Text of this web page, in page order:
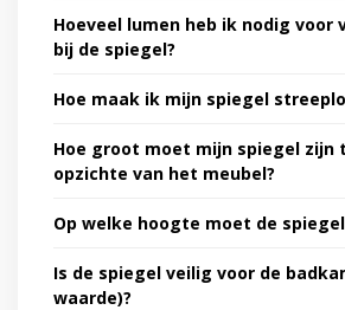
Hoeveel lumen heb ik nodig voor
bij de spiegel?
Hoe maak ik mijn spiegel
Hoe groot moet mijn spiegel zijn
opzichte van het meubel?
Op welke hoogte moet de
Is de spiegel veilig voor de
waarde)?